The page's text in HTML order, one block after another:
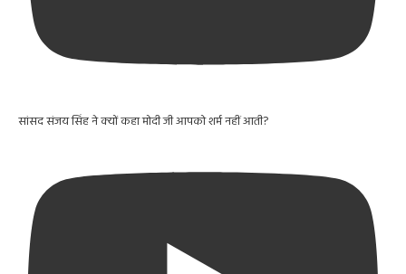
सांसद संजय सिंह ने क्यों कहा मोदी जी आपको शर्म नहीं आती?